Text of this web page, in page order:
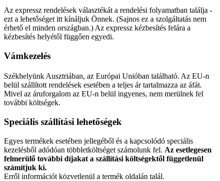
Az expressz rendelések választékát a rendelési folyamatban találja -
ezt a lehetőséget itt kínáljuk Önnek. (Sajnos ez a szolgáltatás nem
érhető el minden országban.) Az expressz kézbesítés felára a
kézbesítés helyétől függően egyedi.
Vámkezelés
Székhelyünk Ausztriában, az Európai Unióban található. Az EU-n
belül szállított rendelések esetében a teljes ár tartalmazza az áfát.
Mivel az áruforgalom az EU-n belül ingyenes, nem merülnek fel
további költségek.
Speciális szállítási lehetőségek
Egyes termékek esetében jellegéből és a kapcsolódó speciális
kezelésből adódóan többletköltséget számolunk fel. Az esetlegesen
felmerülő további díjakat a szállítási költségektől függetlenül
számítjuk ki.
Erről információt közvetlenül a termék oldalán talál.